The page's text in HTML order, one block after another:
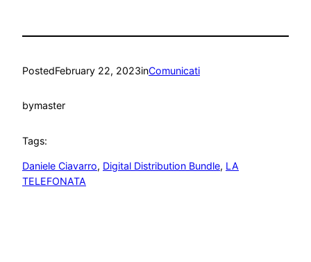
PostedFebruary 22, 2023inComunicati
bymaster
Tags:
Daniele Ciavarro, Digital Distribution Bundle, LA
TELEFONATA